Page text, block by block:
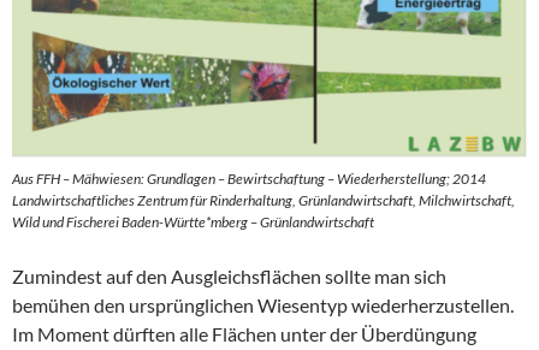
Aus FFH – Mähwiesen: Grundlagen – Bewirtschaftung – Wiederherstellung; 2014
Landwirtschaftliches Zentrum für Rinderhaltung, Grünlandwirtschaft, Milchwirtschaft,
Wild und Fischerei Baden-Württe*mberg – Grünlandwirtschaft
Zumindest auf den Ausgleichsflächen sollte man sich
bemühen den ursprünglichen Wiesentyp wiederherzustellen.
Im Moment dürften alle Flächen unter der Überdüngung